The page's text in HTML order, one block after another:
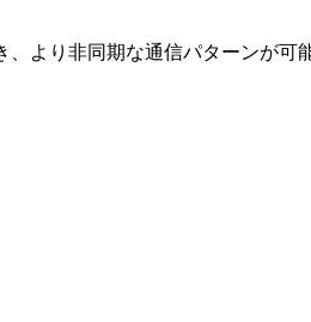
より非同期な通信パターンが可